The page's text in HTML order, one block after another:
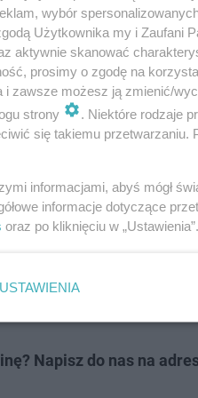
dotyczącej tego,
być fragmentem
obiekt spadł
Śliwnie obiekt spadł na
znaleziono 11 marca w
22 marca; obiekt
Napisz do nas na
wybór
Użytkownika my i Zaufani
aktywnie skanować
prosimy o zgodę na
i zawsze możesz ją zmienić/
strony
. Niektóre rodzaje
się takiemu przetwarzaniu.
informacjami, abyś mógł
informacje dotyczące
oraz po kliknięciu w „Ustawienia”.
USTAWIENIA